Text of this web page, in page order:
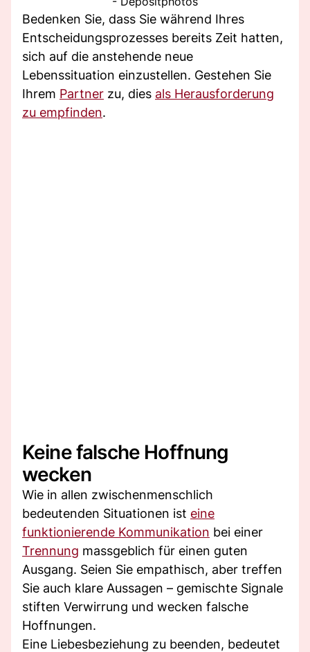
Bedenken Sie, dass Sie während Ihres
Entscheidungsprozesses bereits Zeit hatten,
sich auf die anstehende neue
Lebenssituation einzustellen. Gestehen Sie
Ihrem Partner zu, dies als Herausforderung
zu empfinden.
Keine falsche Hoffnung
wecken
Wie in allen zwischenmenschlich
bedeutenden Situationen ist eine
funktionierende Kommunikation bei einer
Trennung massgeblich für einen guten
Ausgang. Seien Sie empathisch, aber treffen
Sie auch klare Aussagen – gemischte Signale
stiften Verwirrung und wecken falsche
Hoffnungen.
Eine Liebesbeziehung zu beenden, bedeutet